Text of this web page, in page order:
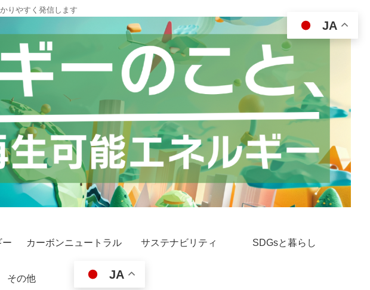
りやすく発信します
ー カーボンニュートラル サステナビリティ SDGsと暮らし
その他 JA
JA